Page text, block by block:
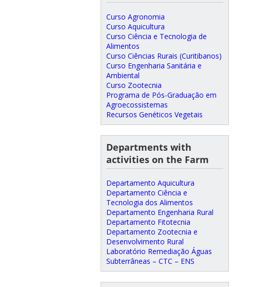
Curso Agronomia
Curso Aquicultura
Curso Ciência e Tecnologia de
Alimentos
Curso Ciências Rurais (Curitibanos)
Curso Engenharia Sanitária e
Ambiental
Curso Zootecnia
Programa de Pós-Graduação em
Agroecossistemas
Recursos Genéticos Vegetais
Departments with
activities on the Farm
Departamento Aquicultura
Departamento Ciência e
Tecnologia dos Alimentos
Departamento Engenharia Rural
Departamento Fitotecnia
Departamento Zootecnia e
Desenvolvimento Rural
Laboratório Remediação Águas
Subterrâneas – CTC – ENS